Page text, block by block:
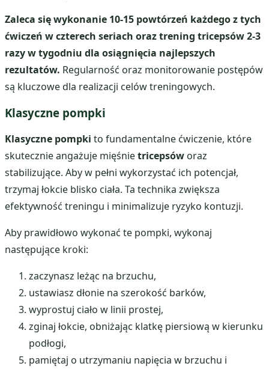
Zaleca się wykonanie 10-15 powtórzeń każdego z tych
ćwiczeń w czterech seriach oraz trening tricepsów 2-3
razy w tygodniu dla osiągnięcia najlepszych
rezultatów. Regularność oraz monitorowanie postępów
są kluczowe dla realizacji celów treningowych.
Klasyczne pompki
Klasyczne pompki to fundamentalne ćwiczenie, które
skutecznie angażuje mięśnietricepsów oraz
stabilizujące. Aby w pełni wykorzystać ich potencjał,
trzymaj łokcie blisko ciała. Ta technika zwiększa
efektywność treningu i minimalizuje ryzyko kontuzji.
Aby prawidłowo wykonać te pompki, wykonaj
następujące kroki:
zaczynasz leżąc na brzuchu,
ustawiasz dłonie na szerokość barków,
wyprostuj ciało w linii prostej,
zginaj łokcie, obniżając klatkę piersiową w kierunku
podłogi,
pamiętaj o utrzymaniu napięcia w brzuchu i